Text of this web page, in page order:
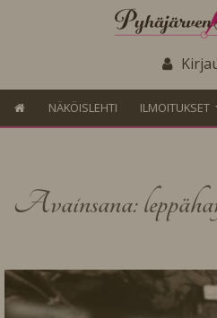
NÄKÖISLEHTI ILMOITUKSET
Avainsana: